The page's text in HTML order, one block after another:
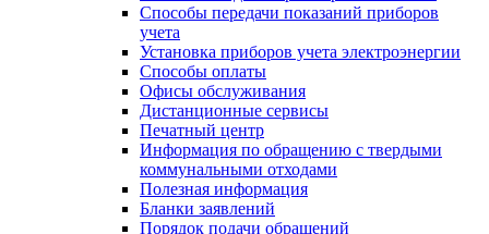
Способы передачи показаний приборов
учета
Установка приборов учета электроэнергии
Способы оплаты
Офисы обслуживания
Дистанционные сервисы
Печатный центр
Информация по обращению с твердыми
коммунальными отходами
Полезная информация
Бланки заявлений
Порядок подачи обращений